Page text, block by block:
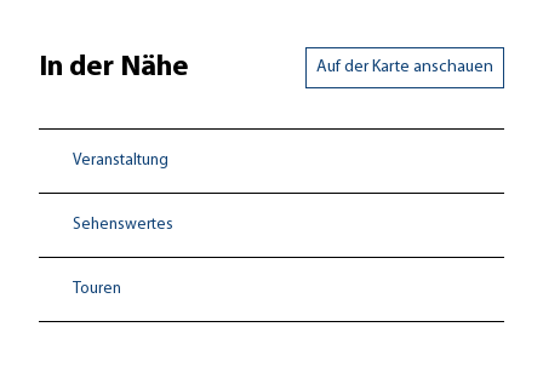
In der Nähe Auf der Karte anschauen
Veranstaltung
Sehenswertes
Touren